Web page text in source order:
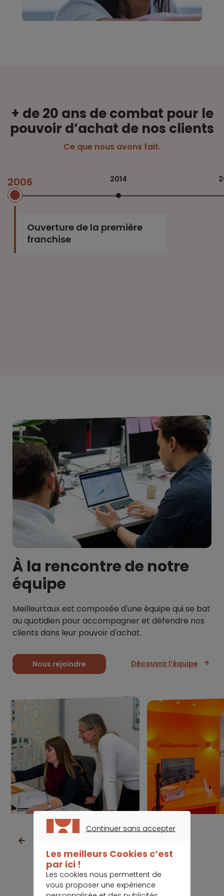
+ de 20 ans de combat pour le
pouvoir d’achat de nos clients
Ce que nous avons fait.
Acquisition de Multi-Impact
et Meilleurbanque.com
2014 2016
À la rencontre de notre
équipe
Meilleurtaux est composée d'une équipe qui se bat
au quotidien pour accompagner et défendre nos
clients dans leur pouvoir d'achat.
Nous rejoindre Découvrir l’équipe
Continuer sans accepter
Les meilleurs Cookies c’est
par ici !
Les cookies nous permettent de
vous proposer une expérience